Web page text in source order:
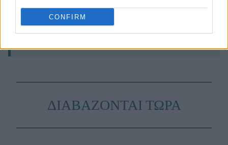
CONFIRM
είναι πάντα μπροστά. Ακολούθησέ
μας στοGoogle News
ΔΙΑΒΑΖΟΝΤΑΙ ΤΩΡΑ